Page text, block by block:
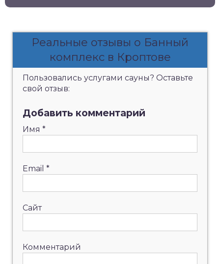
Реальные отзывы о Банный
комплекс в Кроптове
Пользовались услугами сауны? Оставьте
свой отзыв:
Добавить комментарий
Имя *
Email *
Сайт
Комментарий